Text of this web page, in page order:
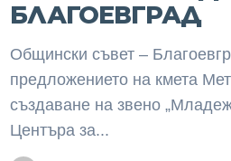
БЛАГОЕВГРАД
Общински съвет –
предложението на кмета
създаване на звено
Центъра за...